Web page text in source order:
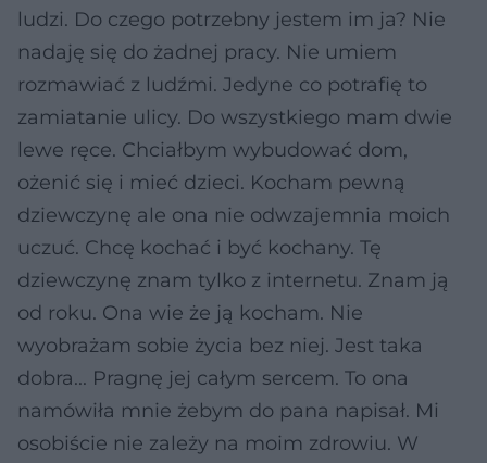
ludzi. Do czego potrzebny jestem im ja? Nie
nadaję się do żadnej pracy. Nie umiem
rozmawiać z ludźmi. Jedyne co potrafię to
zamiatanie ulicy. Do wszystkiego mam dwie
lewe ręce. Chciałbym wybudować dom,
ożenić się i mieć dzieci. Kocham pewną
dziewczynę ale ona nie odwzajemnia moich
uczuć. Chcę kochać i być kochany. Tę
dziewczynę znam tylko z internetu. Znam ją
od roku. Ona wie że ją kocham. Nie
wyobrażam sobie życia bez niej. Jest taka
dobra... Pragnę jej całym sercem. To ona
namówiła mnie żebym do pana napisał. Mi
osobiście nie zależy na moim zdrowiu. W